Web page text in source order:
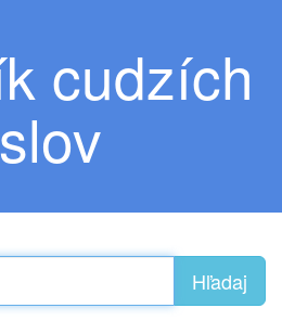
cudzích
slov
Hľadaj